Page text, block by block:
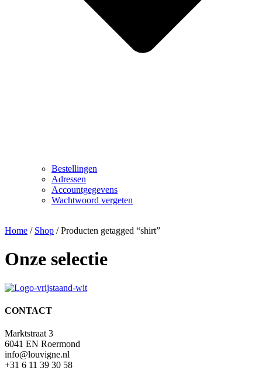
Bestellingen
Adressen
Accountgegevens
Wachtwoord vergeten
Home / Shop / Producten getagged “shirt”
Onze selectie
CONTACT
Marktstraat 3
6041 EN Roermond
info@louvigne.nl
+31 6 11 39 30 58